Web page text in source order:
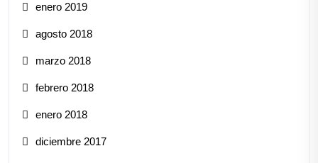
enero 2019
agosto 2018
marzo 2018
febrero 2018
enero 2018
diciembre 2017